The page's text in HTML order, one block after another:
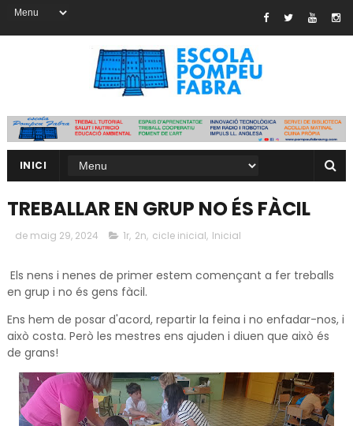
INICI
TREBALLAR EN GRUP NO ÉS FÀCIL
de maig 29, 2024 1r, 2n, cicle inicial, Inicial
Els nens i nenes de primer estem començant a fer treballs
en grup i no és gens fàcil.
Ens hem de posar d'acord, repartir la feina i no enfadar-nos, i
això costa. Però les mestres ens ajuden i diuen que això és
de grans!